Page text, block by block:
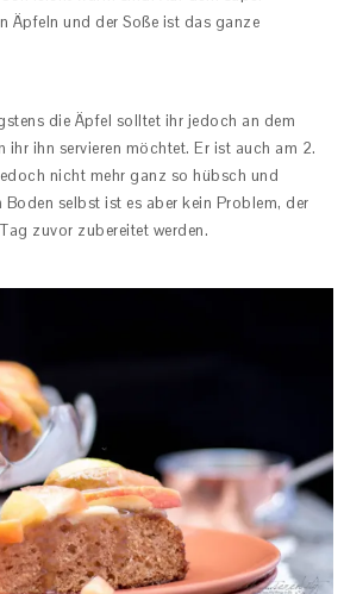
Äpfeln und der Soße ist das ganze
die Äpfel solltet ihr jedoch an dem
ihr ihn servieren möchtet. Er ist auch am 2.
nicht mehr ganz so hübsch und
Boden selbst ist es aber kein Problem, der
zuvor zubereitet werden.